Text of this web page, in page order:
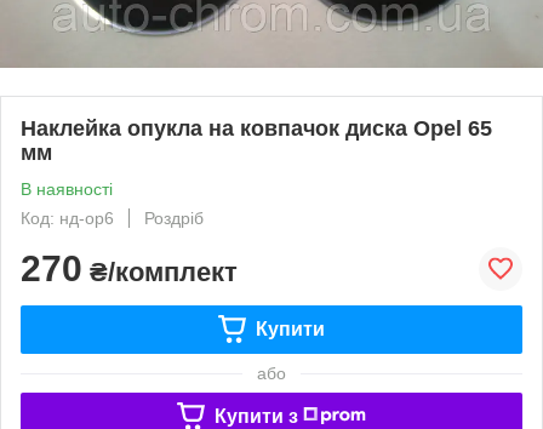
Наклейка опукла на ковпачок диска Opel 65
мм
В наявності
Код: нд-op6
Роздріб
270 ₴/комплект
Купити
або
Купити з